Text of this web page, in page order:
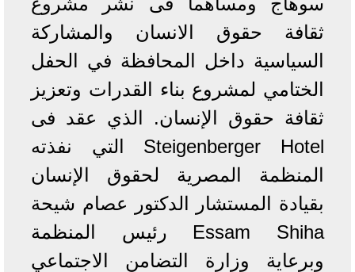
ثقافة حقوق الانسان والمشاركة
السياسية داخل المحافظة في الحفل
الختامي لمشروع بناء القدرات وتعزيز
ثقافة حقوق الإنسان. الذي عقد فى
Steigenberger Hotel التي نفذته
المنظمة المصرية لحقوق الإنسان
بقيادة المستشار الدكتور عصام شيحة
Essam Shiha رئيس المنظمة
وبرعاية وزارة التضامن الاجتماعي